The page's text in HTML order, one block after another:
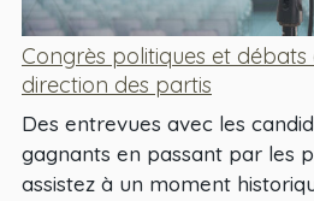
Congrès politiques et
direction des partis
Des entrevues avec les
gagnants en passant par les
assistez à un moment